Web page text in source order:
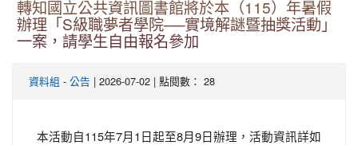
轉知國立公共資訊圖書館將於本（115）年暑假
辦理「S級職夢者學院──實境解謎暨抽獎活動」
一案，請學生自由報名參加
資料組 - 公告 | 2026-07-02 | 點閱數： 28
本活動自115年7月1日起至8月9日辦理，活動資訊詳如